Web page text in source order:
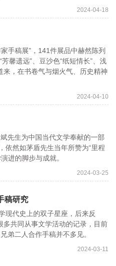
2024-04-18
稿展”，141件展品中赫然陈列
馨遗远”、豆沙色“纸短情长”、浅
来，在书卷气与烟火气、历史精神
2024-04-10
生为中国当代文学奉献的一部
依然如茅盾先生当年所赞为“里程
进的脚步与成就。
2024-03-25
稿研究
代史上的双子星座，后来反
多共同从事文学活动的记录，目前
弟二人合作手稿并不多见。
2024-03-11